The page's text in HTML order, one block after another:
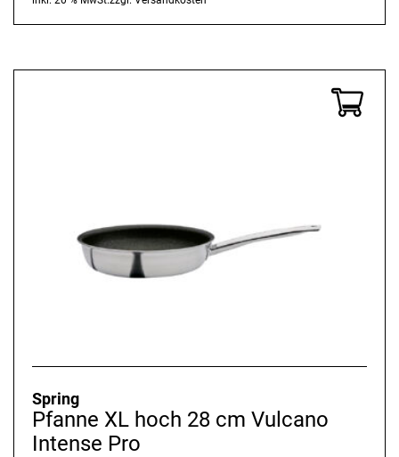
Spring
Pfanne XL hoch 28 cm Vulcano
Intense Pro